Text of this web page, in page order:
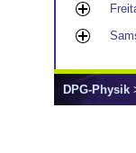
DPG-Physik